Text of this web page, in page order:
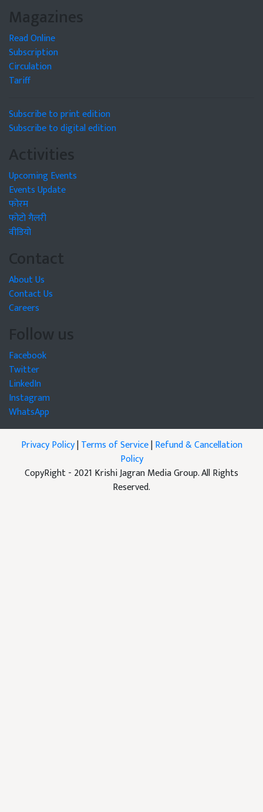
Magazines
Read Online
Subscription
Circulation
Tariff
Subscribe to print edition
Subscribe to digital edition
Activities
Upcoming Events
Events Update
फोरम
फोटो गैलरी
वीडियो
Contact
About Us
Contact Us
Careers
Follow us
Facebook
Twitter
LinkedIn
Instagram
WhatsApp
Privacy Policy|Terms of Service|Refund & Cancellation
Policy
CopyRight - 2021 Krishi Jagran Media Group. All Rights
Reserved.